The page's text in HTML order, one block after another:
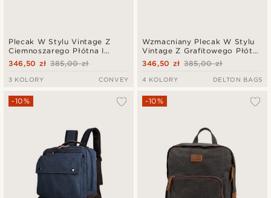
Plecak W Stylu Vintage Z
Ciemnoszarego Płótna I
Ciemnej Skóry385,00 zł
346,50 zł
3 KOLORY CONVEY
Wzmacniany Plecak W Stylu
Vintage Z Grafitowego Płótna
I Skóry
385,00 zł
346,50 zł
4 KOLORY DELTON BAGS
-10% -10%